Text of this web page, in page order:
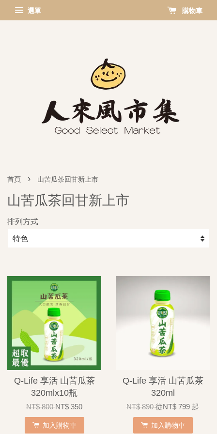
選單 購物車
首頁 › 山苦瓜茶回甘新上市
山苦瓜茶回甘新上市
排列方式
Q-Life 享活 山苦瓜茶
320mlx10瓶
NT$ 800NT$ 350
加入購物車
Q-Life 享活 山苦瓜茶
320ml
NT$ 890從NT$ 799 起
加入購物車